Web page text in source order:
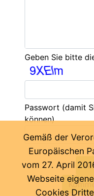
Geben Sie bitte
Passwort (damit
können)
Gemäß der
Europäischen
vom 27. April
Webseite
Cookies